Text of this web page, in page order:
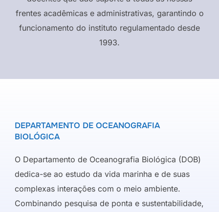
frentes acadêmicas e administrativas, garantindo o
funcionamento do instituto regulamentado desde
1993.
DEPARTAMENTO DE OCEANOGRAFIA
BIOLÓGICA
O Departamento de Oceanografia Biológica (DOB)
dedica-se ao estudo da vida marinha e de suas
complexas interações com o meio ambiente.
Combinando pesquisa de ponta e sustentabilidade,